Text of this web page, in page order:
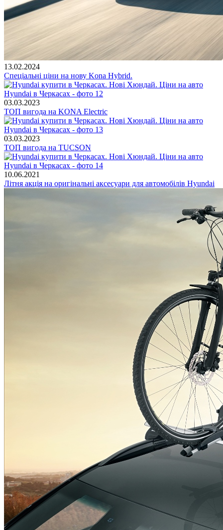
13.02.2024
Спеціальні ціни на нову Kona Hybrid.
03.03.2023
ТОП вигода на KONA Electric
03.03.2023
ТОП вигода на TUCSON
10.06.2021
Літня акція на оригінальні аксесуари для автомобілів Hyundai